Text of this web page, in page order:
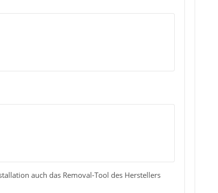
auch das Removal-Tool des Herstellers